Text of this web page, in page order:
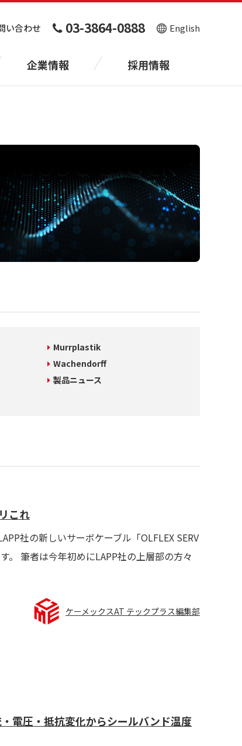
い合わせ 03-3864-0888 English
企業情報 採用情報
Murrplastik
Wachendorff
製品ニュース
これ
社の新しいサーボケーブル「OLFLEX SERV
。 筆者は今年初めにLAPP社の上層部の方々
ケーメックスAT テックプラス編集部
電圧・抵抗変化からシールバンド温度